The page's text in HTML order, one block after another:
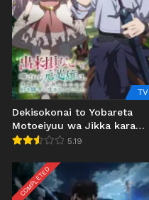
TV
Dekisokonai to Yobareta
Motoeiyuu wa Jikka kara
Tsuihou sareta node
Shita
5.19
COMPLETED